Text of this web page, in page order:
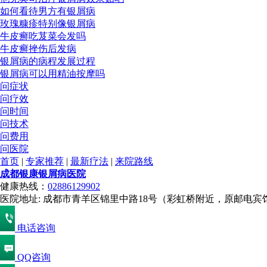
如何看待男方有银屑病
玫瑰糠疹特别像银屑病
牛皮癣吃芨菜会发吗
牛皮癣挫伤后发病
银屑病的病程发展过程
银屑病可以用精油按摩吗
问症状
问疗效
问时间
问技术
问费用
问医院
首页 | 专家推荐 | 最新疗法 | 来院路线
成都银康银屑病医院
健康热线： 02886129902
医院地址: 成都市青羊区锦里中路18号（彩虹桥附近，原邮电宾
电话咨询
QQ咨询